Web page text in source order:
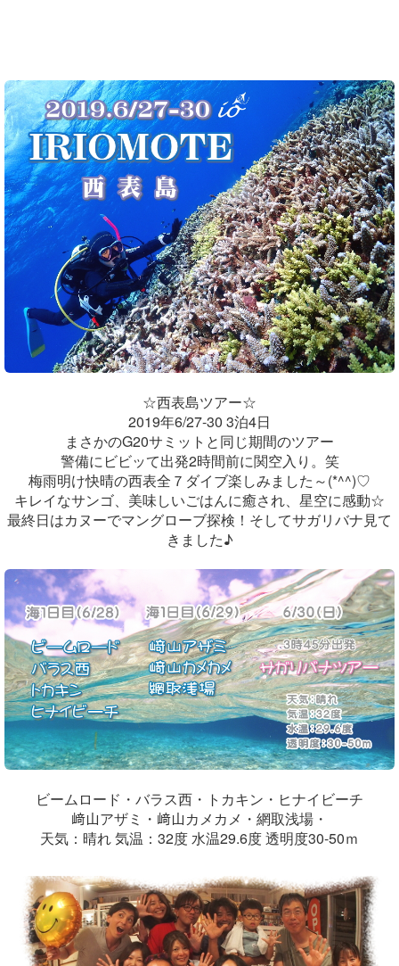
☆西表島ツアー☆
2019年6/27-30 3泊4日
まさかのG20サミットと同じ期間のツアー
警備にビビッて出発2時間前に関空入り。笑
梅雨明け快晴の西表全７ダイブ楽しみました～(*^^)♡
キレイなサンゴ、美味しいごはんに癒され、星空に感動☆
最終日はカヌーでマングローブ探検！そしてサガリバナ見て
きました♪
ビームロード・バラス西・トカキン・ヒナイビーチ
﨑山アザミ・﨑山カメカメ・網取浅場・
天気：晴れ 気温：32度 水温29.6度 透明度30-50ｍ